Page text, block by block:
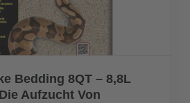
Bedding 8QT – 8,8L
Aufzucht Von